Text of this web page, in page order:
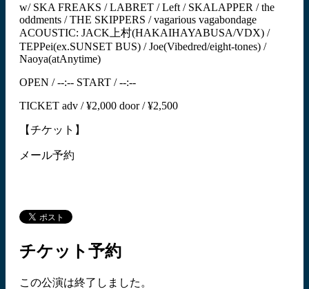
w/ SKA FREAKS / LABRET / Left / SKALAPPER / the
oddments / THE SKIPPERS / vagarious vagabondage
ACOUSTIC: JACK上村(HAKAIHAYABUSA/VDX) /
TEPPei(ex.SUNSET BUS) / Joe(Vibedred/eight-tones) /
Naoya(atAnytime)
OPEN / --:-- START / --:--
TICKET adv / ¥2,000 door / ¥2,500
【チケット】
メール予約
チケット予約
この公演は終了しました。